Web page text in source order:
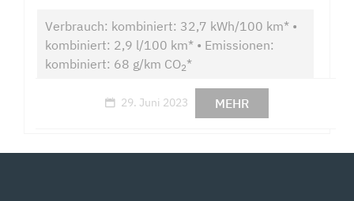
Verbrauch: kombiniert: 32,7 kWh/100 km* •
kombiniert: 2,9 l/100 km* • Emissionen:
kombiniert: 68 g/km CO2*
29. Juni 2023 MEHR